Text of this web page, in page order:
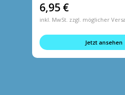
6,95 €
inkl. MwSt. zzgl. möglicher
Jetzt ansehen